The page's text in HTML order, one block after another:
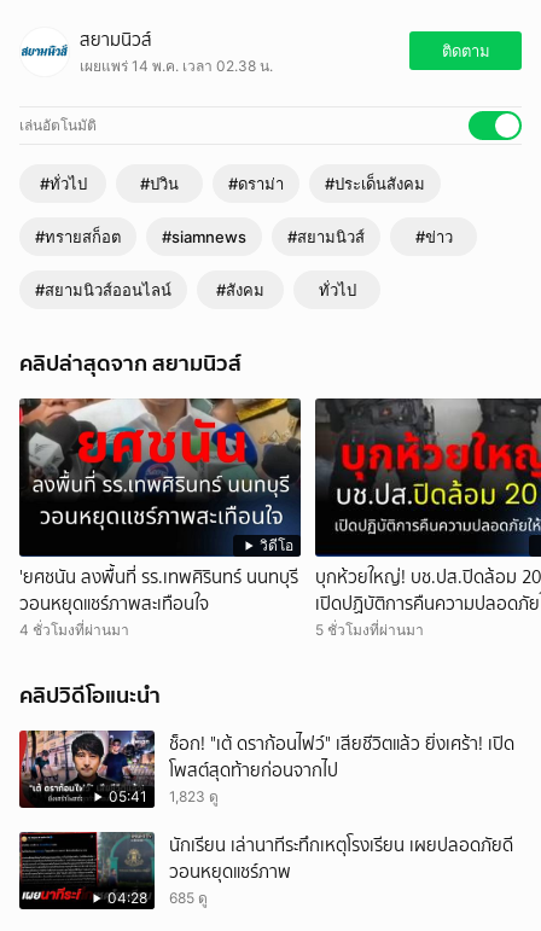
สยามนิวส์
เผยแพร่ 14 พ.ค. เวลา 02.38 น.
ติดตาม
เล่นอัตโนมัติ
#ทั่วไป #ปวิน #ดราม่า #ประเด็นสังคม
#ทรายสก็อต #siamnews #สยามนิวส์ #ข่าว
#สยามนิวส์ออนไลน์ #สังคม ทั่วไป
คลิปล่าสุดจาก สยามนิวส์
วิดีโอ
'ยศชนัน ลงพื้นที่ รร.เทพศิรินทร์ นนทบุรี
วอนหยุดแชร์ภาพสะเทือนใจ
4 ชั่วโมงที่ผ่านมา
บุกห้วยใหญ่! บช.ปส.ปิดล้อม
เปิดปฏิบัติการคืนความปลอดภั
5 ชั่วโมงที่ผ่านมา
คลิปวิดีโอแนะนำ
05:41
ช็อก! "เต้ ดราก้อนไฟว์" เสียชีวิตแล้ว ยิ่งเศร้า! เปิด
โพสต์สุดท้ายก่อนจากไป
1,823 ดู
04:28
นักเรียน เล่านาทีระทึกเหตุโรงเรียน เผยปลอดภัยดี
วอนหยุดแชร์ภาพ
685 ดู